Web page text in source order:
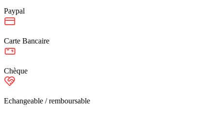
Paypal
Carte Bancaire
Chèque
Echangeable / remboursable